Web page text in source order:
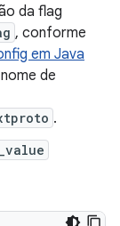
da flag
, conforme
em Java
de
.